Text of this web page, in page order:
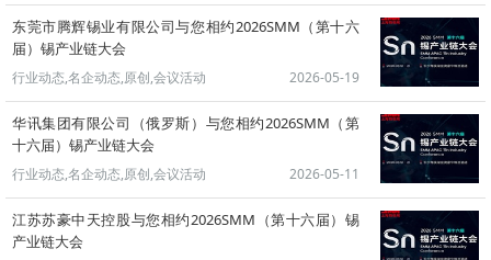
东莞市腾辉锡业有限公司与您相约2026SMM（第十六
届）锡产业链大会
行业动态,名企动态,原创,会议活动 2026-05-19
华讯集团有限公司（俄罗斯）与您相约2026SMM（第
十六届）锡产业链大会
行业动态,名企动态,原创,会议活动 2026-05-11
江苏苏豪中天控股与您相约2026SMM（第十六届）锡
产业链大会